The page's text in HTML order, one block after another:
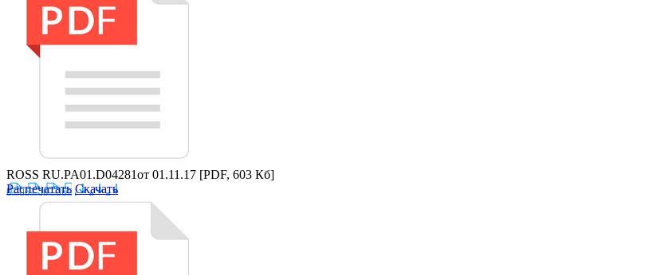
ROSS RU.PA01.D04281от 01.11.17 [PDF, 603 Кб]
Распечатать Скачать